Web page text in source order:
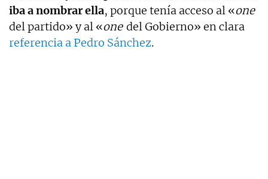
iba a nombrar ella, porque tenía acceso al «one
del partido» y al «one del Gobierno» en clara
referencia a Pedro Sánchez.